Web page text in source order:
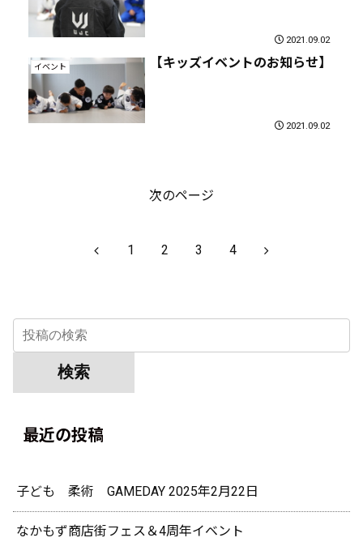
2021.09.02
イベント 【キッズイベントのお知らせ】
2021.09.02
次のページ
前
1 2 3 4
次
最近の投稿
子ども 柔術 GAMEDAY 2025年2月22日
なかもず商店街フェス＆4周年イベント